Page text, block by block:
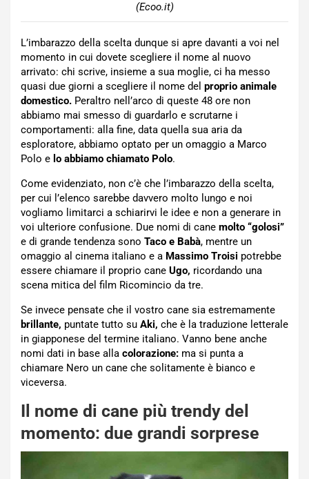
(Ecoo.it)
L’imbarazzo della scelta dunque si apre davanti a voi nel
momento in cui dovete scegliere il nome al nuovo
arrivato: chi scrive, insieme a sua moglie, ci ha messo
quasi due giorni a scegliere il nome del proprio animale
domestico. Peraltro nell’arco di queste 48 ore non
abbiamo mai smesso di guardarlo e scrutarne i
comportamenti: alla fine, data quella sua aria da
esploratore, abbiamo optato per un omaggio a Marco
Polo e lo abbiamo chiamato Polo.
Come evidenziato, non c’è che l’imbarazzo della scelta,
per cui l’elenco sarebbe davvero molto lungo e noi
vogliamo limitarci a schiarirvi le idee e non a generare in
voi ulteriore confusione. Due nomi di cane molto “golosi”
e di grande tendenza sono Taco e Babà, mentre un
omaggio al cinema italiano e a Massimo Troisi potrebbe
essere chiamare il proprio cane Ugo, ricordando una
scena mitica del film Ricomincio da tre.
Se invece pensate che il vostro cane sia estremamente
brillante, puntate tutto su Aki, che è la traduzione letterale
in giapponese del termine italiano. Vanno bene anche
nomi dati in base alla colorazione: ma si punta a
chiamare Nero un cane che solitamente è bianco e
viceversa.
Il nome di cane più trendy del
momento: due grandi sorprese